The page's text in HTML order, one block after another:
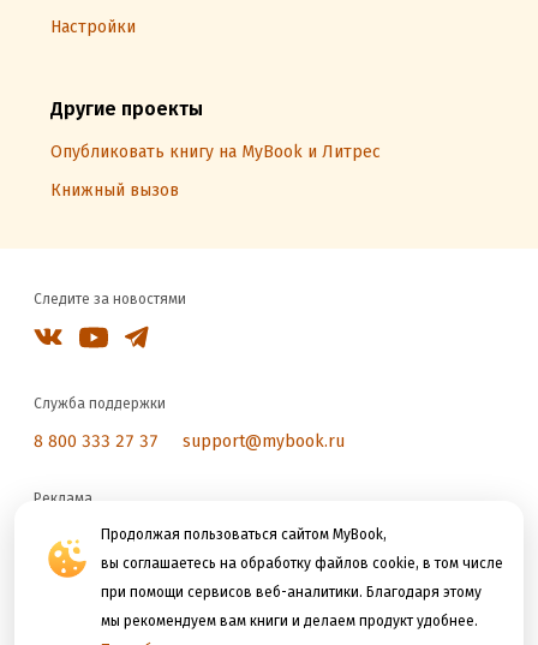
Продолжая пользоваться сайтом MyBook,
вы соглашаетесь на обработку файлов cookie, в том числе
при помощи сервисов веб-аналитики. Благодаря этому
мы рекомендуем вам книги и делаем продукт удобнее.
Настройки
Другие проекты
Опубликовать книгу на MyBook и Литрес
Книжный вызов
Следите за новостями
Служба поддержки
8 800 333 27 37 support@mybook.ru
Реклама
reklama@litres.ru
Мы принимаем к оплате